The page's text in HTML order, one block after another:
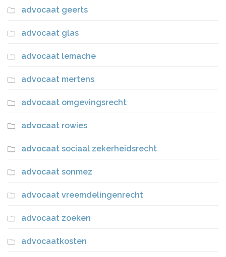
advocaat geerts
advocaat glas
advocaat lemache
advocaat mertens
advocaat omgevingsrecht
advocaat rowies
advocaat sociaal zekerheidsrecht
advocaat sonmez
advocaat vreemdelingenrecht
advocaat zoeken
advocaatkosten